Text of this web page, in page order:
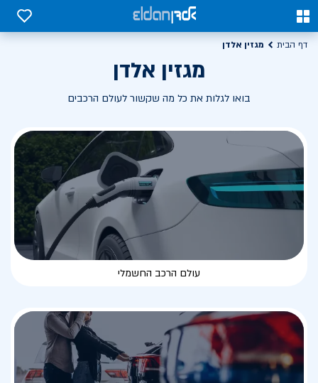
0
0
דף הבית מגזין אלדן
מגזין אלדן
בואו לגלות את כל מה שקשור לעולם הרכבים
עולם הרכב החשמלי